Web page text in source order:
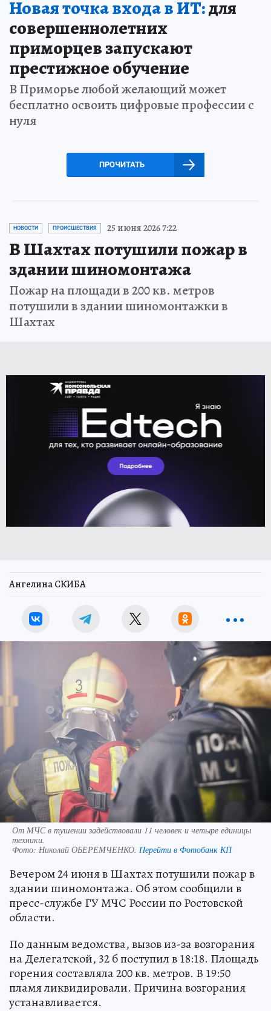
Новая точка входа в ИТ:для
совершеннолетних
приморцев запускают
престижное обучение
В Приморье любой желающий может
бесплатно освоить цифровые профессии с
нуля
ПРОЧИТАТЬ
НОВОСТИ ПРОИСШЕСТВИЯ 25 июня 2026 7:22
В Шахтах потушили пожар в
здании шиномонтажа
Пожар на площади в 200 кв. метров
потушили в здании шиномонтажки в
Шахтах
Ангелина СКИБА
От МЧС в тушении задействовали 11 человек и четыре единицы
техники.
Фото: Николай ОБЕРЕМЧЕНКО. Перейти в Фотобанк КП
Вечером 24 июня в Шахтах потушили пожар в
здании шиномонтажа. Об этом сообщили в
пресс-службе ГУ МЧС России по Ростовской
области.
По данным ведомства, вызов из-за возгорания
на Делегатской, 32 б поступил в 18:18. Площадь
горения составляла 200 кв. метров. В 19:50
пламя ликвидировали. Причина возгорания
устанавливается.